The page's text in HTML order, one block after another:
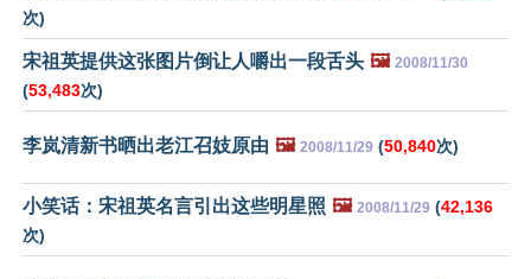
次)
宋祖英提供这张图片倒让人嚼出一段舌头 🖼️ 2008/11/30
(53,483次)
李岚清新书晒出老江召妓原由 🖼️ 2008/11/29 (50,840次)
小笑话：宋祖英名言引出这些明星照 🖼️ 2008/11/29 (42,136
次)